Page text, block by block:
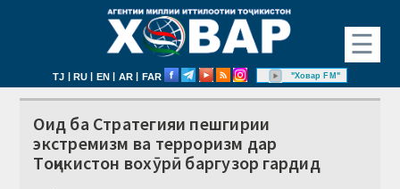
☰
TJ | RU | EN | AR | FAR "Ховар FM"
Оид ба Стратегияи пешгирии
экстремизм ва терроризм дар
Тоҷикистон вохӯрӣ баргузор гардид